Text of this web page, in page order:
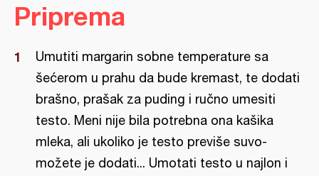
Priprema
Umutiti margarin sobne temperature sa
šećerom u prahu da bude kremast, te dodati
brašno, prašak za puding i ručno umesiti
testo. Meni nije bila potrebna ona kašika
mleka, ali ukoliko je testo previše suvo-
možete je dodati... Umotati testo u najlon i